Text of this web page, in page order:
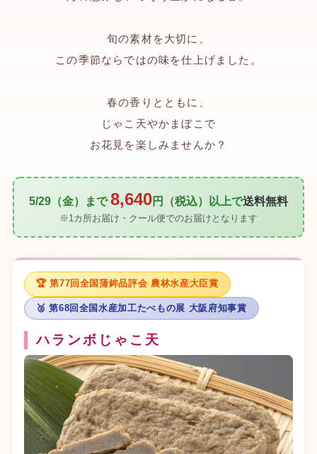
旬の素材を大切に、
この季節ならではの味を仕上げました。
春の香りとともに、
じゃこ天やかまぼこで
お花見を楽しみませんか？
5/29（金）まで8,640円（税込）以上で送料無料
※1カ所お届け・クール便でのお届けとなります
🏆 第77回全国蒲鉾品評会 農林水産大臣賞
🥈 第68回全国水産加工たべもの展 大阪府知事賞
ハランボじゃこ天